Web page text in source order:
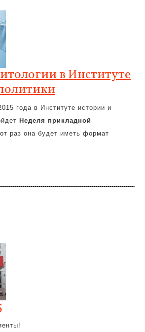
в Институте
года в Институте истории и
Неделя прикладной
раз она будет иметь формат